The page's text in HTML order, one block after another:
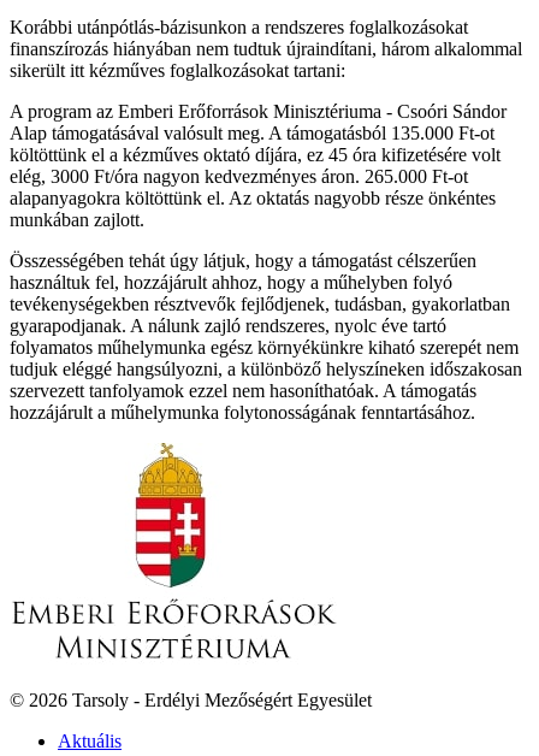
Korábbi utánpótlás-bázisunkon a rendszeres foglalkozásokat
finanszírozás hiányában nem tudtuk újraindítani, három alkalommal
sikerült itt kézműves foglalkozásokat tartani:
A program az Emberi Erőforrások Minisztériuma - Csoóri Sándor
Alap támogatásával valósult meg. A támogatásból 135.000 Ft-ot
költöttünk el a kézműves oktató díjára, ez 45 óra kifizetésére volt
elég, 3000 Ft/óra nagyon kedvezményes áron. 265.000 Ft-ot
alapanyagokra költöttünk el. Az oktatás nagyobb része önkéntes
munkában zajlott.
Összességében tehát úgy látjuk, hogy a támogatást célszerűen
használtuk fel, hozzájárult ahhoz, hogy a műhelyben folyó
tevékenységekben résztvevők fejlődjenek, tudásban, gyakorlatban
gyarapodjanak. A nálunk zajló rendszeres, nyolc éve tartó
folyamatos műhelymunka egész környékünkre kiható szerepét nem
tudjuk eléggé hangsúlyozni, a különböző helyszíneken időszakosan
szervezett tanfolyamok ezzel nem hasoníthatóak. A támogatás
hozzájárult a műhelymunka folytonosságának fenntartásához.
© 2026 Tarsoly - Erdélyi Mezőségért Egyesület
Aktuális